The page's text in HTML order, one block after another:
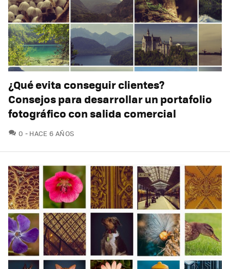
¿Qué evita conseguir clientes?
Consejos para desarrollar un portafolio
fotográfico con salida comercial
0 COMENTARIOS
HACE 6 AÑOS